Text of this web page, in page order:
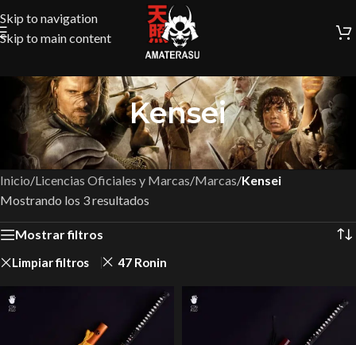
Skip to navigation
Skip to main content
Kensei
Inicio/Licencias Oficiales y Marcas/Marcas/Kensei
Mostrando los 3 resultados
Mostrar filtros
Limpiar filtros 47 Ronin